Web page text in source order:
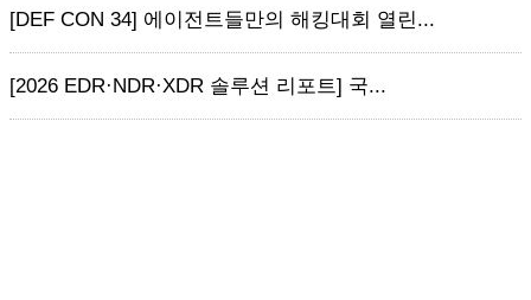
[DEF CON 34] 에이전트들만의 해킹대회 열린...
[2026 EDR·NDR·XDR 솔루션 리포트] 국...